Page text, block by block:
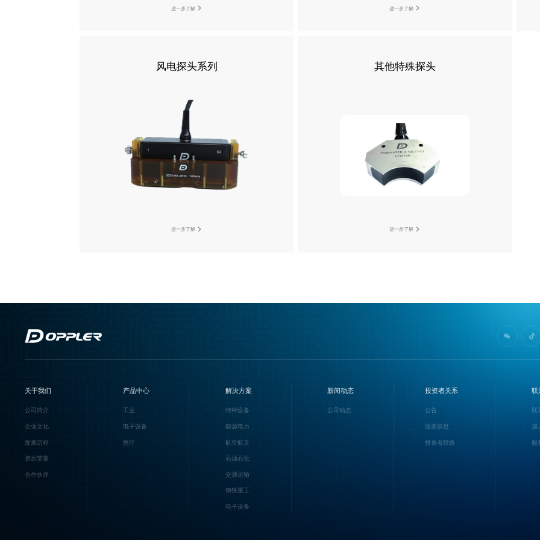
进一步了解 进一步了解
风电探头系列
进一步了解
其他特殊探头
进一步了解
关于我们
公司简介
企业文化
发展历程
资质荣誉
合作伙伴
产品中心
工业
电子设备
医疗
解决方案
特种设备
能源电力
航空航天
石油石化
交通运输
钢铁重工
电子设备
新闻动态
公司动态
投资者关系
公告
股票信息
投资者联络
联
联
加
服